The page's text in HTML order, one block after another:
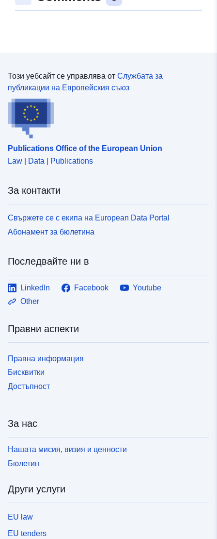
Пространствени
:
Координати: [ [ 5.8665,
52.5314 ], [ 9.4615, 52.5314
Идентификатор
5aec-4ff5-b21d-0b855146e0e3
Тип:
Този уебсайт се управлява от Службата за
публикации на Европейския съюз
Publications Office of the European Union
Law | Data | Publications
За контакти
Свържете се с екипа на European Data Portal
Абонамент за бюлетина
Последвайте ни в
LinkedIn Facebook
Youtube
Other
Правни аспекти
Правна информация
Бисквитки
Достъпност
За нас
Нашата мисия, визия и ценности
Бюлетин
Други услуги
EU law
EU tenders